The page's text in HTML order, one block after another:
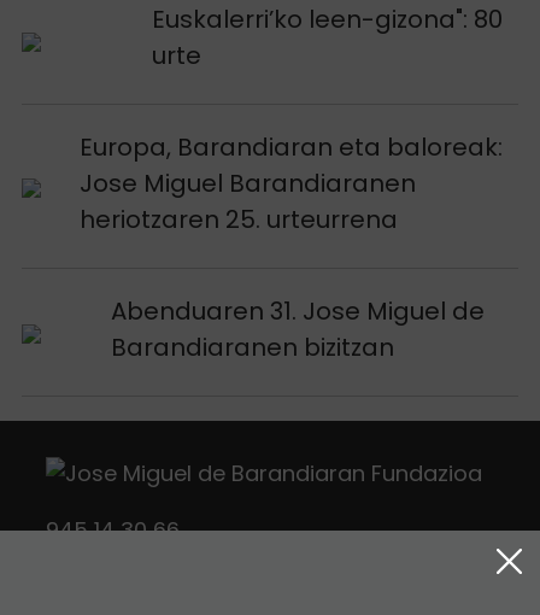
Euskalerri’ko leen-gizona": 80
urte
Argitalpena ikusi
Europa, Barandiaran eta baloreak:
Jose Miguel Barandiaranen
heriotzaren 25. urteurrena
Argitalpena ikusi
Abenduaren 31. Jose Miguel de
Barandiaranen bizitzan
Argitalpena ikusi
945 14 30 66